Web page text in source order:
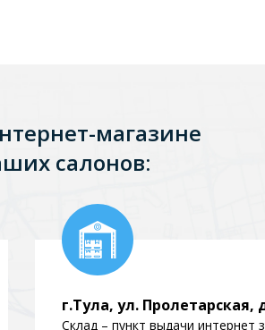
магазине
салонов:
г.Тула, ул. Пролетарская,
Склад – пункт выдачи интернет